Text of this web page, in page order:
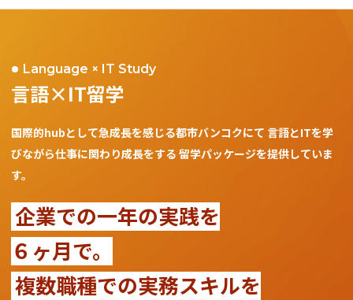
Language × IT Study
言語×IT留学
国際的hubとして急成長を感じる都市バンコクにて 言語とITを学
びながら仕事に関わり成長をする 留学パッケージを提供していま
す。
企業での一年の実践を
６ヶ月で。
複数職種での実務スキルを